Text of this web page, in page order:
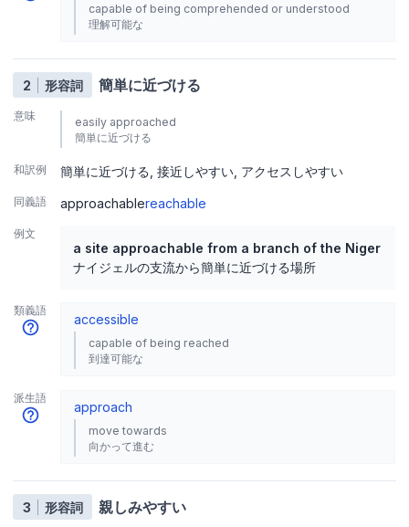
capable of being comprehended or understood
理解可能な
2 形容詞 簡単に近づける
意味
easily approached
簡単に近づける
和訳例 簡単に近づける 接近しやすい アクセスしやすい
同義語 approachablereachable
例文
a site approachable from a branch of the Niger
ナイジェルの支流から簡単に近づける場所
類義語
accessible
capable of being reached
到達可能な
派生語
approach
move towards
向かって進む
3 形容詞 親しみやすい